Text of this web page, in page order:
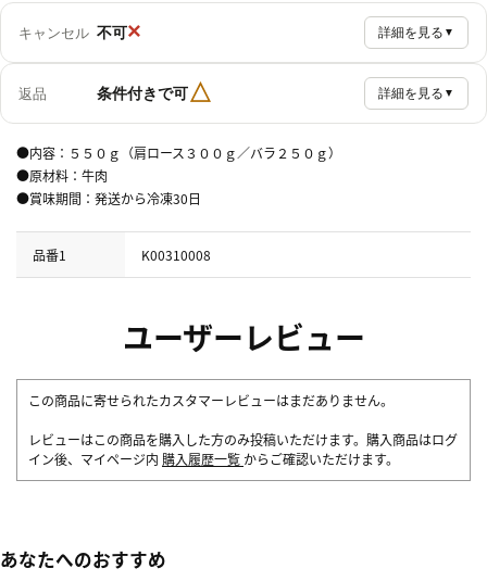
キャンセル 不可× 詳細を見る ▼
返品 条件付きで可△ 詳細を見る ▼
●内容：５５０ｇ（肩ロース３００ｇ／バラ２５０ｇ）
●原材料：牛肉
●賞味期間：発送から冷凍30日
品番1 K00310008
ユーザーレビュー
この商品に寄せられたカスタマーレビューはまだありません。
レビューはこの商品を購入した方のみ投稿いただけます。購入商品はログ
イン後、マイページ内 購入履歴一覧 からご確認いただけます。
あなたへのおすすめ